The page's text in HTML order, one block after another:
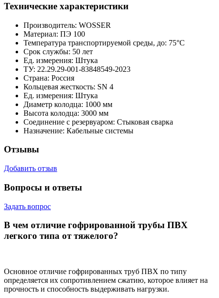
Технические характеристики
Производитель: WOSSER
Материал: ПЭ 100
Температура транспортируемой среды, до: 75°С
Срок службы: 50 лет
Ед. измерения: Штука
ТУ: 22.29.29-001-83848549-2023
Страна: Россия
Кольцевая жесткость: SN 4
Ед. измерения: Штука
Диаметр колодца: 1000 мм
Высота колодца: 3000 мм
Соединение с резервуаром: Стыковая сварка
Назначение: Кабельные системы
Отзывы
Добавить отзыв
Вопросы и ответы
Задать вопрос
В чем отличие гофрированной трубы ПВХ
легкого типа от тяжелого?
Основное отличие гофрированных труб ПВХ по типу
определяется их сопротивлением сжатию, которое влияет на
прочность и способность выдерживать нагрузки.